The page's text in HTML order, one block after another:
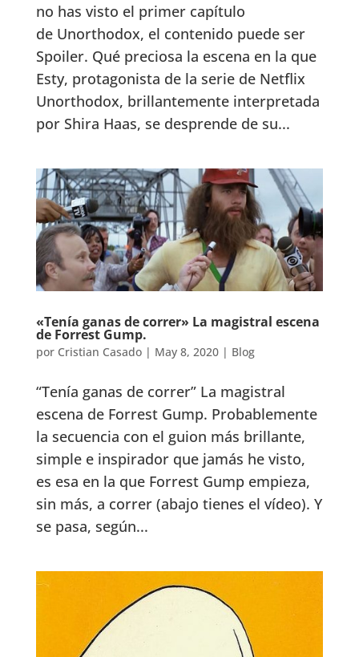
no has visto el primer capítulo
de Unorthodox, el contenido puede ser
Spoiler. Qué preciosa la escena en la que
Esty, protagonista de la serie de Netflix
Unorthodox, brillantemente interpretada
por Shira Haas, se desprende de su...
«Tenía ganas de correr» La magistral escena
de Forrest Gump.
por Cristian Casado| May 8, 2020| Blog
“Tenía ganas de correr” La magistral
escena de Forrest Gump. Probablemente
la secuencia con el guion más brillante,
simple e inspirador que jamás he visto,
es esa en la que Forrest Gump empieza,
sin más, a correr (abajo tienes el vídeo). Y
se pasa, según...